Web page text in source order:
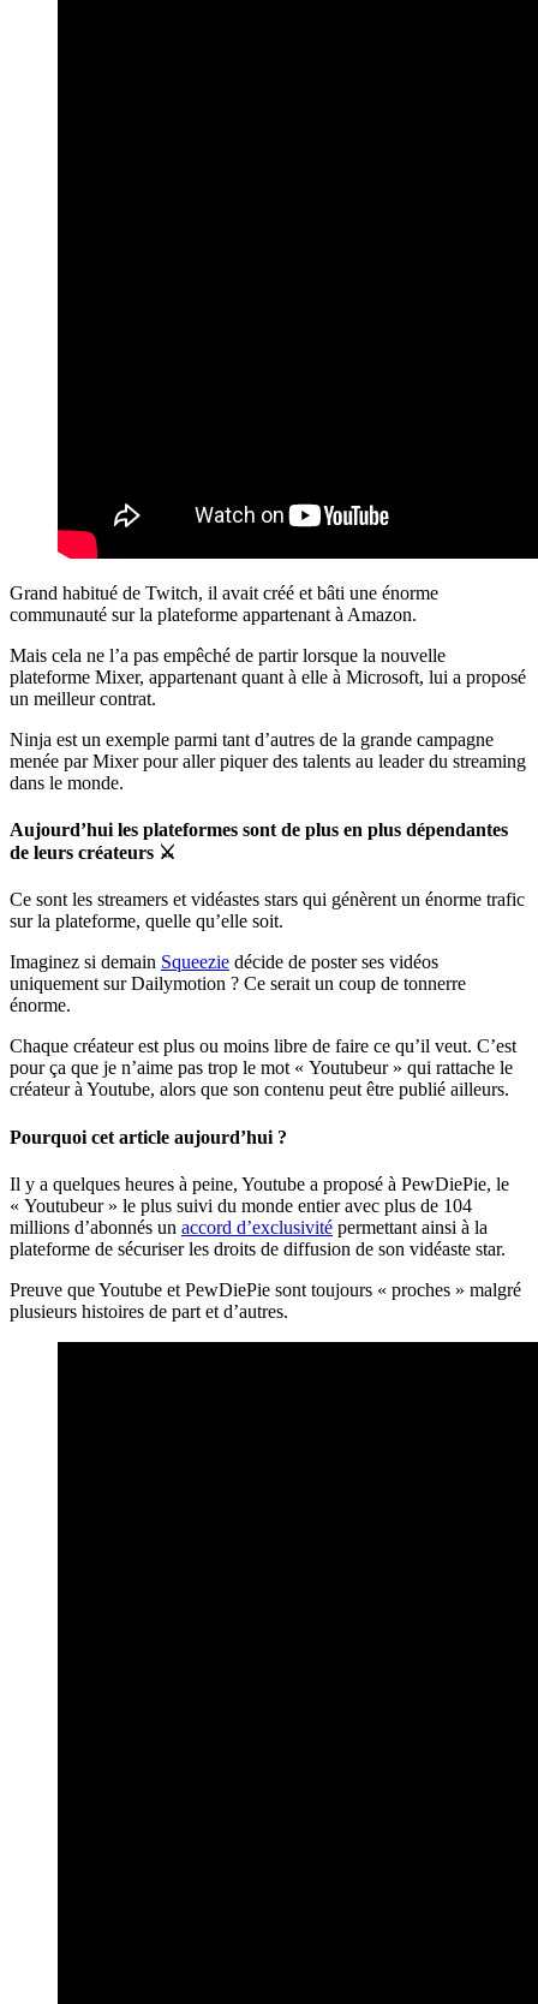
Grand habitué de Twitch, il avait créé et bâti une énorme
communauté sur la plateforme appartenant à Amazon.
Mais cela ne l’a pas empêché de partir lorsque la nouvelle
plateforme Mixer, appartenant quant à elle à Microsoft, lui a proposé
un meilleur contrat.
Ninja est un exemple parmi tant d’autres de la grande campagne
menée par Mixer pour aller piquer des talents au leader du streaming
dans le monde.
Aujourd’hui les plateformes sont de plus en plus dépendantes
de leurs créateurs ⚔
Ce sont les streamers et vidéastes stars qui génèrent un énorme trafic
sur la plateforme, quelle qu’elle soit.
Imaginez si demain Squeezie décide de poster ses vidéos
uniquement sur Dailymotion ? Ce serait un coup de tonnerre
énorme.
Chaque créateur est plus ou moins libre de faire ce qu’il veut. C’est
pour ça que je n’aime pas trop le mot « Youtubeur » qui rattache le
créateur à Youtube, alors que son contenu peut être publié ailleurs.
Pourquoi cet article aujourd’hui ?
Il y a quelques heures à peine, Youtube a proposé à PewDiePie, le
« Youtubeur » le plus suivi du monde entier avec plus de 104
millions d’abonnés un accord d’exclusivité permettant ainsi à la
plateforme de sécuriser les droits de diffusion de son vidéaste star.
Preuve que Youtube et PewDiePie sont toujours « proches » malgré
plusieurs histoires de part et d’autres.